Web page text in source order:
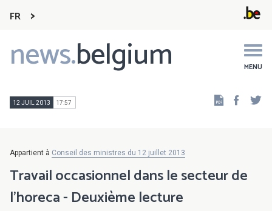
FR
news.belgium MENU
Main
navigation
12 JUIL 2013 17:57
Appartient à Conseil des ministres du 12 juillet 2013
Travail occasionnel dans le secteur de
l'horeca - Deuxième lecture